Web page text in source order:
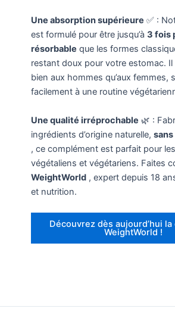
Une absorption supérieure ✅ :
est formulé pour être jusqu’à 3 fois
résorbable que les formes
restant doux pour votre estomac.
bien aux hommes qu’aux femmes,
facilement à une routine
Une qualité irréprochable 🌿 :
ingrédients d’origine naturelle, sans
, ce complément est parfait pour
végétaliens et végétariens. Faites
WeightWorld, expert depuis 18
et nutrition.
Découvrez dès aujourd’hui
WeightWorld !